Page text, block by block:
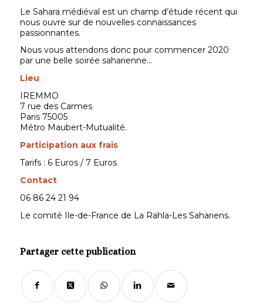
Le Sahara médiéval est un champ d’étude récent qui
nous ouvre sur de nouvelles connaissances
passionnantes.
Nous vous attendons donc pour commencer 2020
par une belle soirée saharienne…
Lieu
IREMMO
7 rue des Carmes
Paris 75005
Métro Maubert-Mutualité.
Participation aux frais
Tarifs : 6 Euros / 7 Euros
Contact
06 86 24 21 94
Le comité Ile-de-France de La Rahla-Les Sahariens.
Partager cette publication